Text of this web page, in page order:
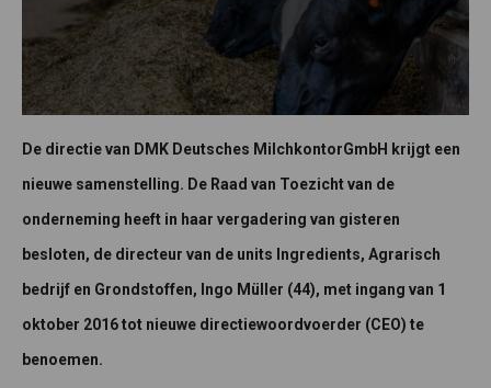
De directie van DMK Deutsches MilchkontorGmbH krijgt een
nieuwe samenstelling. De Raad van Toezicht van de
onderneming heeft in haar vergadering van gisteren
besloten, de directeur van de units Ingredients, Agrarisch
bedrijf en Grondstoffen, Ingo Müller (44), met ingang van 1
oktober 2016 tot nieuwe directiewoordvoerder (CEO) te
benoemen.